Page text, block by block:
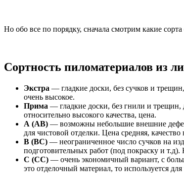
Но обо все по порядку, сначала смотрим какие
Сортность пиломатериалов из
Экстра — гладкие доски, без сучков и
очень высокое.
Прима — гладкие доски, без гнили и трещин,
относительно высокого качества, цена.
А (АВ) — возможны небольшие внешние
для чистовой отделки. Цена средняя, качество
В (ВС) — неограниченное число сучков на
подготовительных работ (под покраску и т.д).
С (СС) — очень экономичный вариант, с
это отделочный материал, то используется